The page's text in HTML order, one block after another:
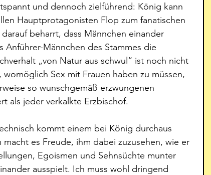
und dennoch zielführend: König kann
Hauptprotagonisten Flop zum fanatischen
beharrt, dass Männchen einander
Männchen des Stammes die
„von Natur aus schwul“ ist noch nicht
Sex mit Frauen haben zu müssen,
so wunschgemäß erzwungenen
als jeder verkalkte Erzbischof.
kommt einem bei König durchaus
es Freude, ihm dabei zuzusehen, wie er
Egoismen und Sehnsüchte munter
ausspielt. Ich muss wohl dringend